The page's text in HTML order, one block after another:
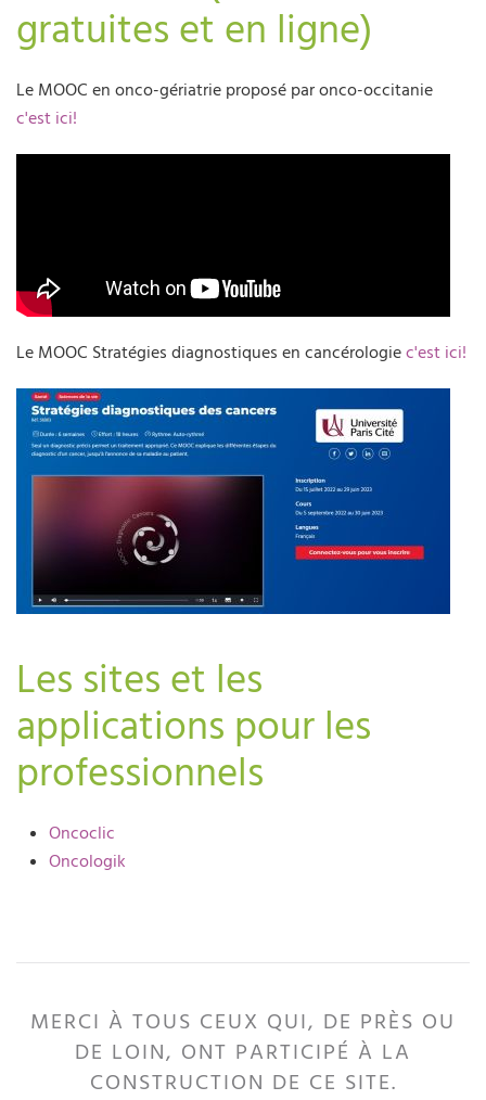
gratuites et en ligne)
Le MOOC en onco-gériatrie proposé par onco-occitanie
c'est ici!
Le MOOC Stratégies diagnostiques en cancérologiec'est ici!
Les sites et les
applications pour les
professionnels
Oncoclic
Oncologik
MERCI À TOUS CEUX QUI, DE PRÈS OU
DE LOIN, ONT PARTICIPÉ À LA
CONSTRUCTION DE CE SITE.